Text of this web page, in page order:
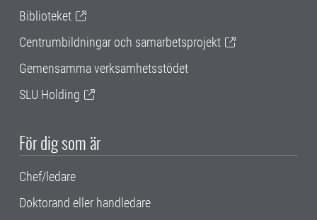
Biblioteket
Centrumbildningar och samarbetsprojekt
Gemensamma verksamhetsstödet
SLU Holding
För dig som är
Chef/ledare
Doktorand eller handledare